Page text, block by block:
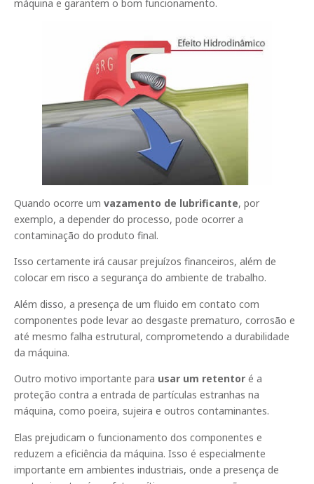
máquina e garantem o bom funcionamento.
Quando ocorre um vazamento de lubrificante, por
exemplo, a depender do processo, pode ocorrer a
contaminação do produto final.
Isso certamente irá causar prejuízos financeiros, além de
colocar em risco a segurança do ambiente de trabalho.
Além disso, a presença de um fluido em contato com
componentes pode levar ao desgaste prematuro, corrosão e
até mesmo falha estrutural, comprometendo a durabilidade
da máquina.
Outro motivo importante para usar um retentor é a
proteção contra a entrada de partículas estranhas na
máquina, como poeira, sujeira e outros contaminantes.
Elas prejudicam o funcionamento dos componentes e
reduzem a eficiência da máquina. Isso é especialmente
importante em ambientes industriais, onde a presença de